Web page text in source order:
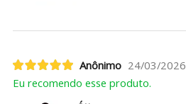
Anônimo 24/03/2026
Eu recomendo esse produto.